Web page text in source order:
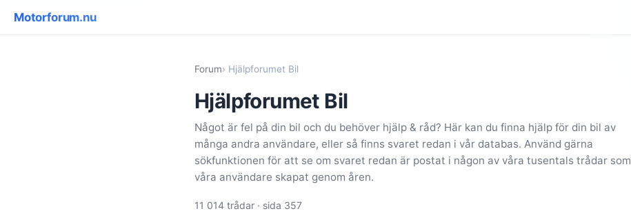
Motorforum.nu
Forum› Hjälpforumet Bil
Hjälpforumet Bil
Något är fel på din bil och du behöver hjälp & råd? Här kan du finna hjälp för din bil av
många andra användare, eller så finns svaret redan i vår databas. Använd gärna
sökfunktionen för att se om svaret redan är postat i någon av våra tusentals trådar som
våra användare skapat genom åren.
11 014 trådar · sida 357